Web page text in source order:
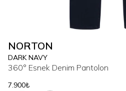
NORTON
DARK NAVY
360° Esnek Denim Pantolon
7.900₺